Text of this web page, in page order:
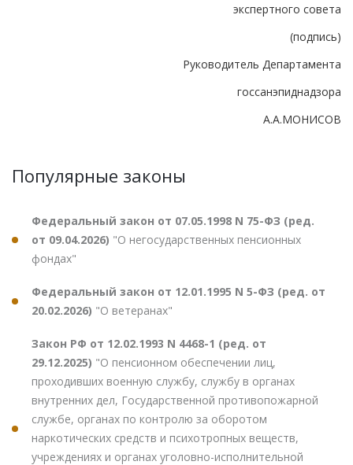
экспертного совета
(подпись)
Руководитель Департамента
госсанэпиднадзора
А.А.МОНИСОВ
Популярные законы
Федеральный закон от 07.05.1998 N 75-ФЗ (ред.
от 09.04.2026) "О негосударственных пенсионных
фондах"
Федеральный закон от 12.01.1995 N 5-ФЗ (ред. от
20.02.2026) "О ветеранах"
Закон РФ от 12.02.1993 N 4468-1 (ред. от
29.12.2025) "О пенсионном обеспечении лиц,
проходивших военную службу, службу в органах
внутренних дел, Государственной противопожарной
службе, органах по контролю за оборотом
наркотических средств и психотропных веществ,
учреждениях и органах уголовно-исполнительной